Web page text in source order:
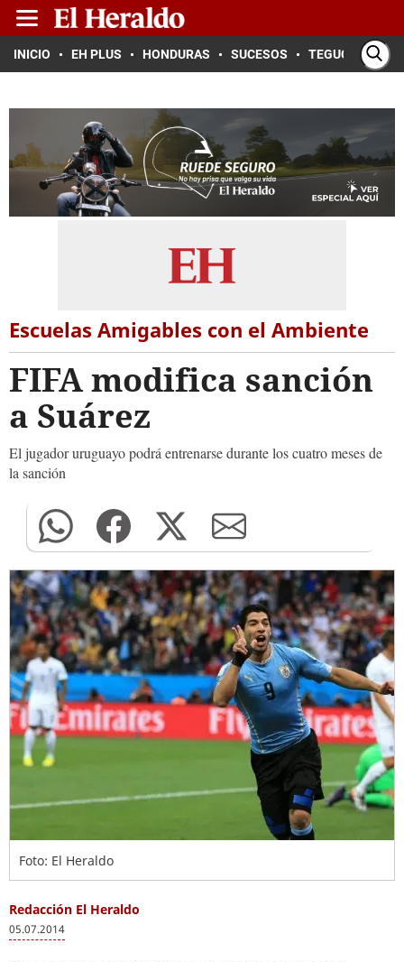
INICIO EH PLUS HONDURAS SUCESOS TEGUCIGALPA
Escuelas Amigables con el Ambiente
FIFA modifica sanción
a Suárez
El jugador uruguayo podrá entrenarse durante los cuatro meses de
la sanción
Foto: El Heraldo
Redacción El Heraldo
05.07.2014